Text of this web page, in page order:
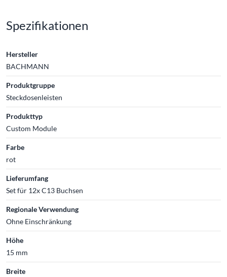
Spezifikationen
Hersteller
BACHMANN
Produktgruppe
Steckdosenleisten
Produkttyp
Custom Module
Farbe
rot
Lieferumfang
Set für 12x C13 Buchsen
Regionale Verwendung
Ohne Einschränkung
Höhe
15 mm
Breite